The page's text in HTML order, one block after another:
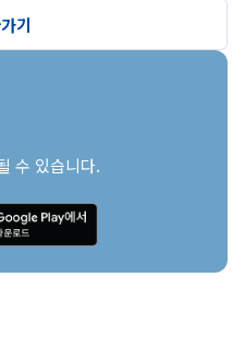
기
수 있습니다.